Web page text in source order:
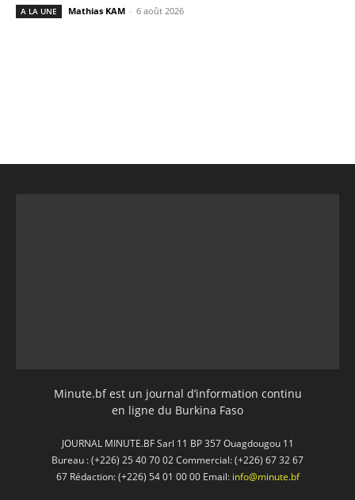
A LA UNE Mathias KAM - 6 août 2026
Minute.bf est un journal d’information continu
en ligne du Burkina Faso
JOURNAL MINUTE.BF Sarl 11 BP 357 Ouagdougou 11
Bureau : (+226) 25 40 70 02 Commercial: (+226) 67 32 67
67 Rédaction: (+226) 54 01 00 00 Email: info@minute.bf